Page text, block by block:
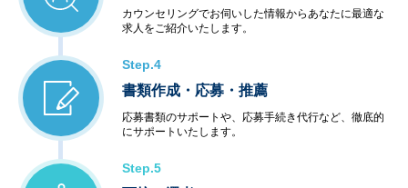
カウンセリングでお伺いした情報からあなたに最適な
求人をご紹介いたします。
Step.4
書類作成・応募・推薦
応募書類のサポートや、応募手続き代行など、徹底的
にサポートいたします。
Step.5